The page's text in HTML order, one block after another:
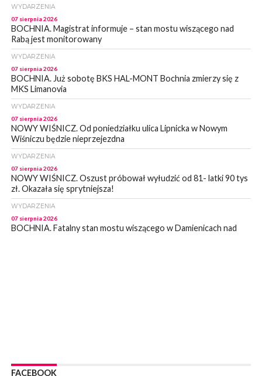
WYDARZENIA
07 sierpnia 2026
BOCHNIA. Magistrat informuje – stan mostu wiszącego nad
Rabą jest monitorowany
WYDARZENIA
07 sierpnia 2026
BOCHNIA. Już sobotę BKS HAL-MONT Bochnia zmierzy się z
MKS Limanovia
WYDARZENIA
07 sierpnia 2026
NOWY WIŚNICZ. Od poniedziałku ulica Lipnicka w Nowym
Wiśniczu będzie nieprzejezdna
WYDARZENIA
07 sierpnia 2026
NOWY WIŚNICZ. Oszust próbował wyłudzić od 81- latki 90 tys
zł. Okazała się sprytniejsza!
WYDARZENIA
07 sierpnia 2026
BOCHNIA. Fatalny stan mostu wiszącego w Damienicach nad
06 sierpnia 2026
FACEBOOK